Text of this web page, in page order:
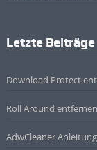
Letzte Beiträge
Download Protect
Roll Around entfernen
AdwCleaner